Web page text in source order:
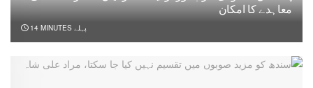
معاہدے کا امکان
14 MINUTES پہلے